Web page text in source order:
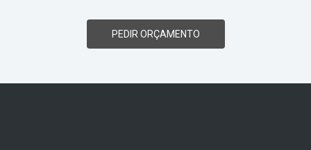
PEDIR ORÇAMENTO